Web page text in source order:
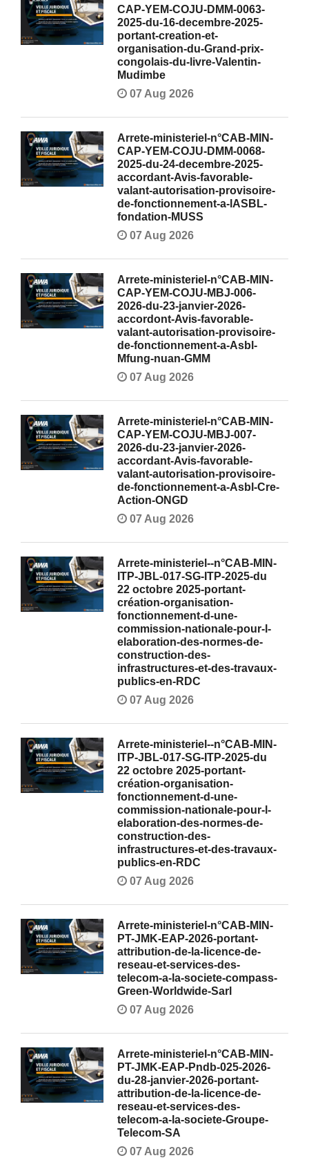
CAP-YEM-COJU-DMM-0063-
2025-du-16-decembre-2025-
portant-creation-et-
organisation-du-Grand-prix-
congolais-du-livre-Valentin-
Mudimbe
07 Aug 2026
Arrete-ministeriel-n°CAB-MIN-
CAP-YEM-COJU-DMM-0068-
2025-du-24-decembre-2025-
accordant-Avis-favorable-
valant-autorisation-provisoire-
de-fonctionnement-a-lASBL-
fondation-MUSS
07 Aug 2026
Arrete-ministeriel-n°CAB-MIN-
CAP-YEM-COJU-MBJ-006-
2026-du-23-janvier-2026-
accordont-Avis-favorable-
valant-autorisation-provisoire-
de-fonctionnement-a-Asbl-
Mfung-nuan-GMM
07 Aug 2026
Arrete-ministeriel-n°CAB-MIN-
CAP-YEM-COJU-MBJ-007-
2026-du-23-janvier-2026-
accordant-Avis-favorable-
valant-autorisation-provisoire-
de-fonctionnement-a-Asbl-Cre-
Action-ONGD
07 Aug 2026
Arrete-ministeriel--n°CAB-MIN-
ITP-JBL-017-SG-ITP-2025-du
22 octobre 2025-portant-
création-organisation-
fonctionnement-d-une-
commission-nationale-pour-l-
elaboration-des-normes-de-
construction-des-
infrastructures-et-des-travaux-
publics-en-RDC
07 Aug 2026
Arrete-ministeriel--n°CAB-MIN-
ITP-JBL-017-SG-ITP-2025-du
22 octobre 2025-portant-
création-organisation-
fonctionnement-d-une-
commission-nationale-pour-l-
elaboration-des-normes-de-
construction-des-
infrastructures-et-des-travaux-
publics-en-RDC
07 Aug 2026
Arrete-ministeriel-n°CAB-MIN-
PT-JMK-EAP-2026-portant-
attribution-de-la-licence-de-
reseau-et-services-des-
telecom-a-la-societe-compass-
Green-Worldwide-Sarl
07 Aug 2026
Arrete-ministeriel-n°CAB-MIN-
PT-JMK-EAP-Pndb-025-2026-
du-28-janvier-2026-portant-
attribution-de-la-licence-de-
reseau-et-services-des-
telecom-a-la-societe-Groupe-
Telecom-SA
07 Aug 2026